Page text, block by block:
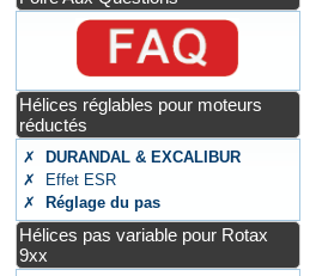
Hélices réglables pour moteurs
réductés
✗
DURANDAL & EXCALIBUR
✗ Effet ESR
✗
Réglage du pas
Hélices pas variable pour Rotax
9xx